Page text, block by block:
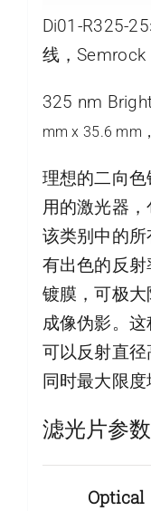
Di01-R325-
线，Semrock
325 nm
mm x 35.6 mm
理想的二向
用的激光器，
该类别中的
有出色的反射
镀膜，可极
成像伪影。这
可以反射直径
同时最大限度
滤光片参数
Optical